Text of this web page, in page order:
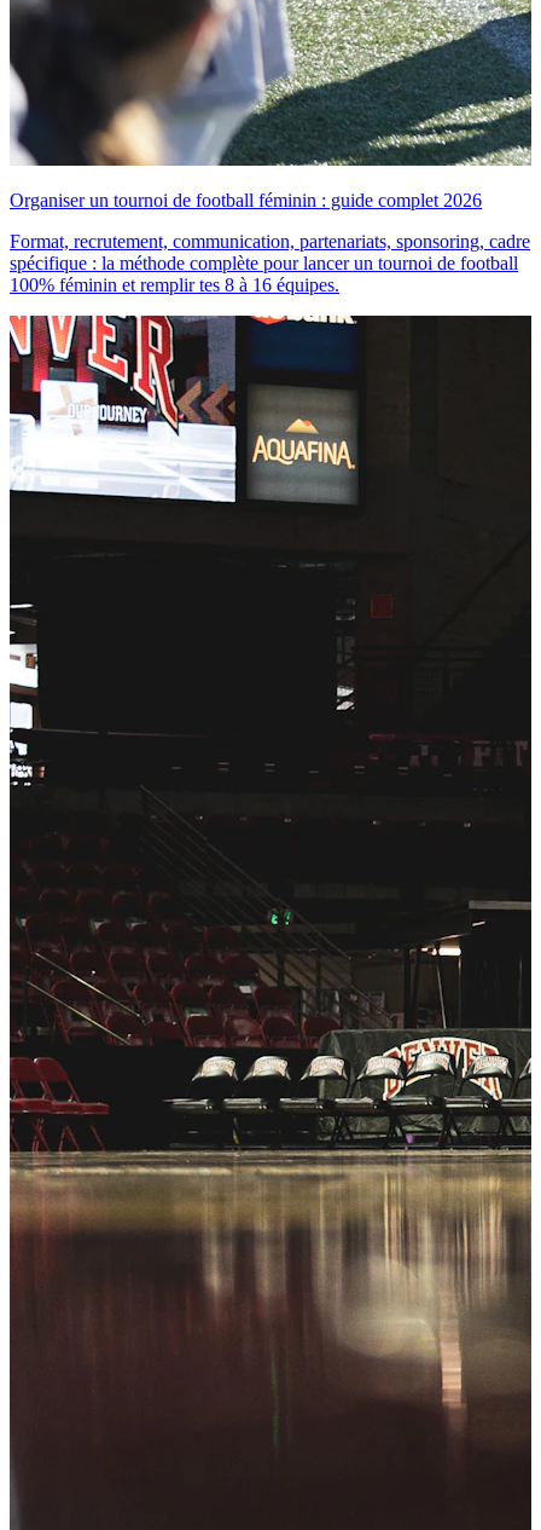
Organiser un tournoi de football féminin : guide complet 2026
Format, recrutement, communication, partenariats, sponsoring, cadre
spécifique : la méthode complète pour lancer un tournoi de football
100% féminin et remplir tes 8 à 16 équipes.